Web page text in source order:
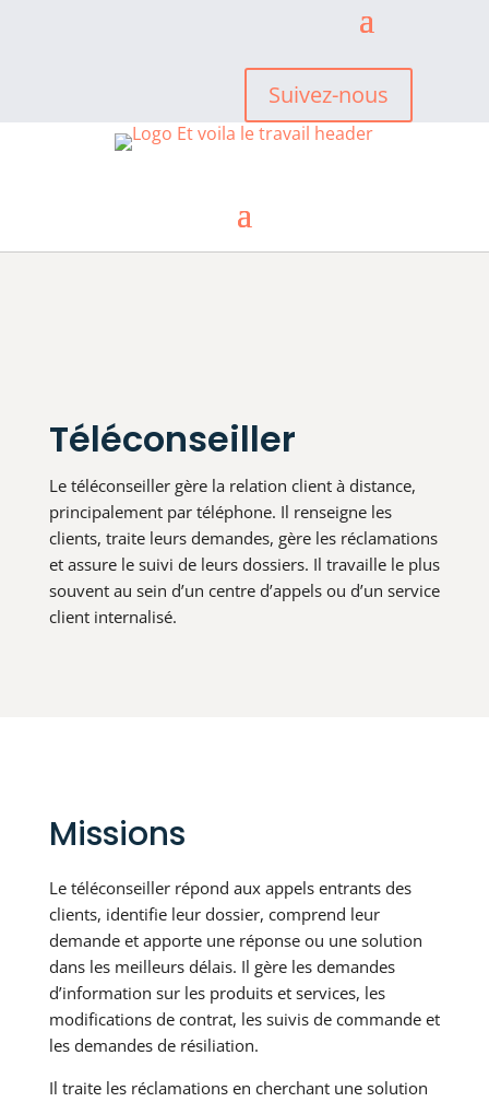
Suivez-nous
Téléconseiller
Le téléconseiller gère la relation client à distance,
principalement par téléphone. Il renseigne les
clients, traite leurs demandes, gère les réclamations
et assure le suivi de leurs dossiers. Il travaille le plus
souvent au sein d’un centre d’appels ou d’un service
client internalisé.
Missions
Le téléconseiller répond aux appels entrants des
clients, identifie leur dossier, comprend leur
demande et apporte une réponse ou une solution
dans les meilleurs délais. Il gère les demandes
d’information sur les produits et services, les
modifications de contrat, les suivis de commande et
les demandes de résiliation.
Il traite les réclamations en cherchant une solution